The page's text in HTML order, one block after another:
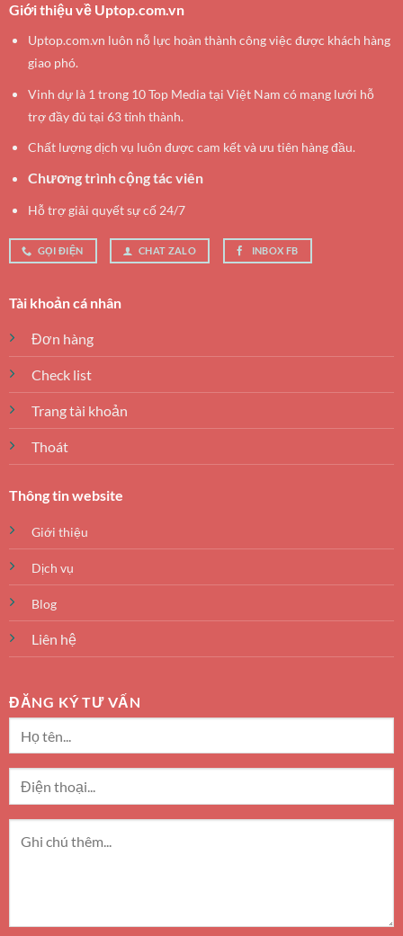
Giới thiệu về Uptop.com.vn
Uptop.com.vn luôn nỗ lực hoàn thành công việc được khách hàng
giao phó.
Vinh dự là 1 trong 10 Top Media tại Việt Nam có mạng lưới hỗ
trợ đầy đủ tại 63 tỉnh thành.
Chất lượng dịch vụ luôn được cam kết và ưu tiên hàng đầu.
Chương trình cộng tác viên
Hỗ trợ giải quyết sự cố 24/7
GỌI ĐIỆN CHAT ZALO INBOX FB
Tài khoản cá nhân
Đơn hàng
Check list
Trang tài khoản
Thoát
Thông tin website
Giới thiệu
Dịch vụ
Blog
Liên hệ
ĐĂNG KÝ TƯ VẤN